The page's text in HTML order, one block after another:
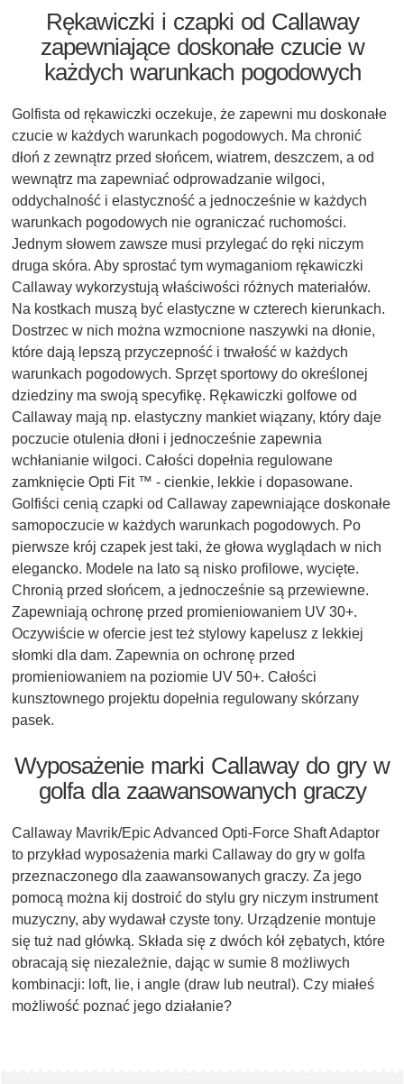
Rękawiczki i czapki od Callaway
zapewniające doskonałe czucie w
każdych warunkach pogodowych
Golfista od rękawiczki oczekuje, że zapewni mu doskonałe
czucie w każdych warunkach pogodowych. Ma chronić
dłoń z zewnątrz przed słońcem, wiatrem, deszczem, a od
wewnątrz ma zapewniać odprowadzanie wilgoci,
oddychalność i elastyczność a jednocześnie w każdych
warunkach pogodowych nie ograniczać ruchomości.
Jednym słowem zawsze musi przylegać do ręki niczym
druga skóra. Aby sprostać tym wymaganiom rękawiczki
Callaway wykorzystują właściwości różnych materiałów.
Na kostkach muszą być elastyczne w czterech kierunkach.
Dostrzec w nich można wzmocnione naszywki na dłonie,
które dają lepszą przyczepność i trwałość w każdych
warunkach pogodowych. Sprzęt sportowy do określonej
dziedziny ma swoją specyfikę. Rękawiczki golfowe od
Callaway mają np. elastyczny mankiet wiązany, który daje
poczucie otulenia dłoni i jednocześnie zapewnia
wchłanianie wilgoci. Całości dopełnia regulowane
zamknięcie Opti Fit ™ - cienkie, lekkie i dopasowane.
Golfiści cenią czapki od Callaway zapewniające doskonałe
samopoczucie w każdych warunkach pogodowych. Po
pierwsze krój czapek jest taki, że głowa wyglądach w nich
elegancko. Modele na lato są nisko profilowe, wycięte.
Chronią przed słońcem, a jednocześnie są przewiewne.
Zapewniają ochronę przed promieniowaniem UV 30+.
Oczywiście w ofercie jest też stylowy kapelusz z lekkiej
słomki dla dam. Zapewnia on ochronę przed
promieniowaniem na poziomie UV 50+. Całości
kunsztownego projektu dopełnia regulowany skórzany
pasek.
Wyposażenie marki Callaway do gry w
golfa dla zaawansowanych graczy
Callaway Mavrik/Epic Advanced Opti-Force Shaft Adaptor
to przykład wyposażenia marki Callaway do gry w golfa
przeznaczonego dla zaawansowanych graczy. Za jego
pomocą można kij dostroić do stylu gry niczym instrument
muzyczny, aby wydawał czyste tony. Urządzenie montuje
się tuż nad główką. Składa się z dwóch kół zębatych, które
obracają się niezależnie, dając w sumie 8 możliwych
kombinacji: loft, lie, i angle (draw lub neutral). Czy miałeś
możliwość poznać jego działanie?